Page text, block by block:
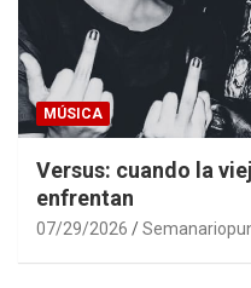
MÚSICA
Versus: cuando la
enfrentan
07/29/2026